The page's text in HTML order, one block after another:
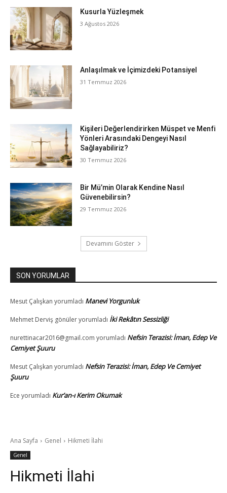
Kusurla Yüzleşmek
3 Ağustos 2026
Anlaşılmak ve İçimizdeki Potansiyel
31 Temmuz 2026
Kişileri Değerlendirirken Müspet ve Menfi
Yönleri Arasındaki Dengeyi Nasıl
Sağlayabiliriz?
30 Temmuz 2026
Bir Mü’min Olarak Kendine Nasıl
Güvenebilirsin?
29 Temmuz 2026
Devamını Göster
SON YORUMLAR
Mesut Çalışkan yorumladı Manevi Yorgunluk
Mehmet Derviş gönüleryorumladı İki Rekâtın Sessizliği
nurettinacar2016@gmail.com yorumladı Nefsin Terazisi: İman, Edep Ve
Cemiyet Şuuru
Mesut Çalışkan yorumladı Nefsin Terazisi: İman, Edep Ve Cemiyet
Şuuru
Ece yorumladı Kur’an-ı Kerim Okumak